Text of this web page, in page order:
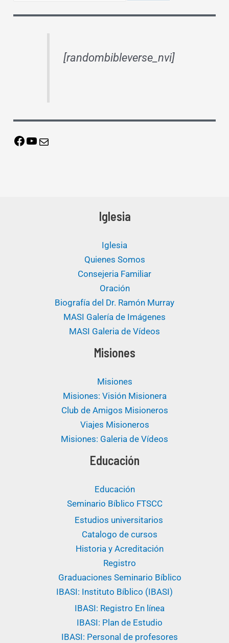
[randombibleverse_nvi]
Iglesia
Iglesia
Quienes Somos
Consejeria Familiar
Oración
Biografía del Dr. Ramón Murray
MASI Galería de Imágenes
MASI Galeria de Vídeos
Misiones
Misiones
Misiones: Visión Misionera
Club de Amigos Misioneros
Viajes Misioneros
Misiones: Galeria de Vídeos
Educación
Educación
Seminario Bíblico FTSCC
Estudios universitarios ​
Catalogo de cursos
Historia y Acreditación
Registro
Graduaciones Seminario Bíblico
IBASI: Instituto Bíblico (IBASI)
IBASI: Registro En línea
IBASI: Plan de Estudio
IBASI: Personal de profesores